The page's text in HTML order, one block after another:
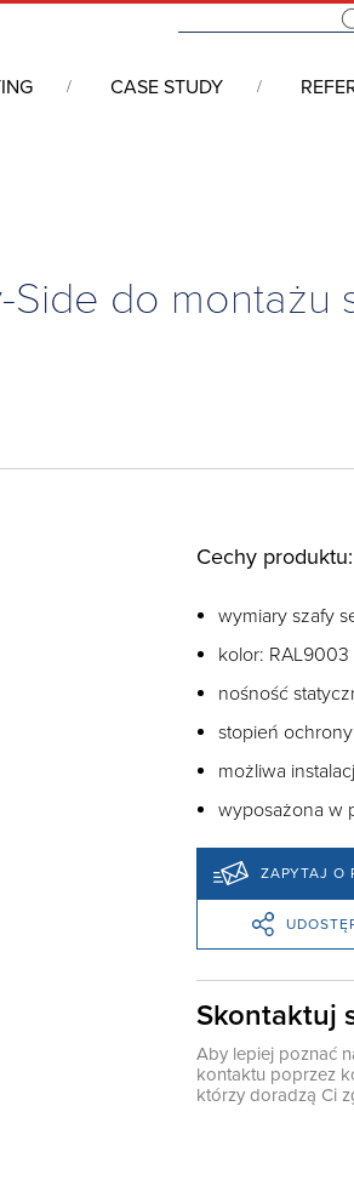
CASE STUDY
do montażu
Cechy produktu:
wymiary szafy
kolor: RAL9003
nośność
stopień
możliwa
wyposażona w
ZAPYTAJ O
Skontaktuj
Aby lepiej poznać
kontaktu poprzez
którzy doradzą Ci